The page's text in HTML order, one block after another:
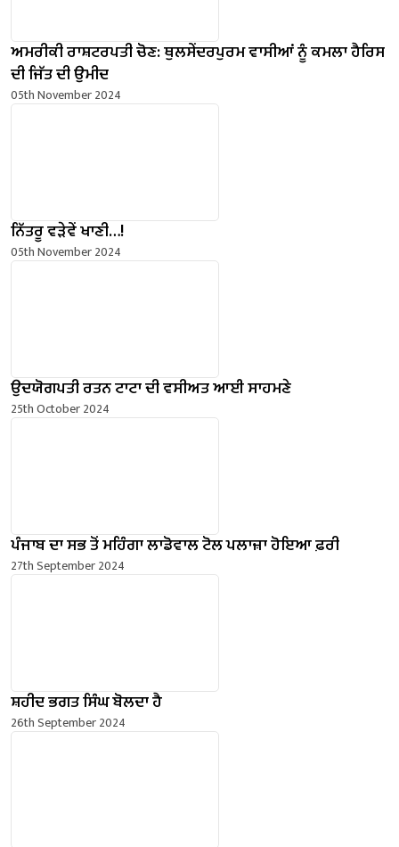
ਅਮਰੀਕੀ ਰਾਸ਼ਟਰਪਤੀ ਚੋਣ: ਥੁਲਸੇਂਦਰਪੁਰਮ ਵਾਸੀਆਂ ਨੂੰ ਕਮਲਾ ਹੈਰਿਸ
ਦੀ ਜਿੱਤ ਦੀ ਉਮੀਦ
05th November 2024
ਨਿੱਤਰੂ ਵੜੇਵੇਂ ਖਾਣੀ…!
05th November 2024
ਉਦਯੋਗਪਤੀ ਰਤਨ ਟਾਟਾ ਦੀ ਵਸੀਅਤ ਆਈ ਸਾਹਮਣੇ
25th October 2024
ਪੰਜਾਬ ਦਾ ਸਭ ਤੋਂ ਮਹਿੰਗਾ ਲਾਡੋਵਾਲ ਟੋਲ ਪਲਾਜ਼ਾ ਹੋਇਆ ਫ਼ਰੀ
27th September 2024
ਸ਼ਹੀਦ ਭਗਤ ਸਿੰਘ ਬੋਲਦਾ ਹੈ
26th September 2024